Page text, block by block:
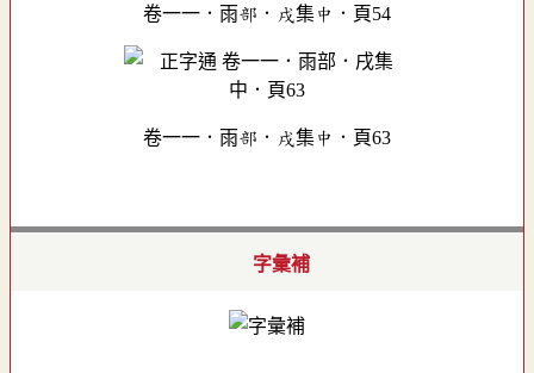
卷一一．雨部．戌集中．頁54
卷一一．雨部．戌集中．頁63
字彙補